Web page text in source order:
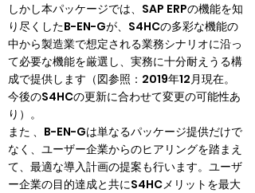
しかし本パッケージでは、SAP ERPの機能を知
り尽くしたB-EN-Gが、S4HCの多彩な機能の
中から製造業で想定される業務シナリオに沿っ
て必要な機能を厳選し、実務に十分耐えうる構
成で提供します（図参照：2019年12月現在。
今後のS4HCの更新に合わせて変更の可能性あ
り）。
また 、B-EN-Gは単なるパッケージ提供だけで
なく、ユーザー企業からのヒアリングを踏まえ
て、最適な導入計画の提案も行います。ユーザ
ー企業の目的達成と共にS4HCメリットを最大